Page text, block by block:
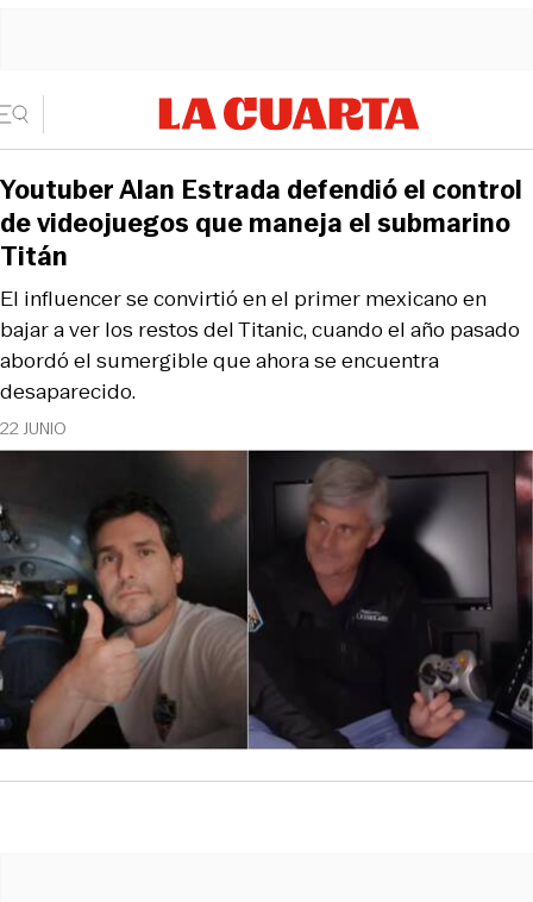
22 JUNIO
El influencer se convirtió en el primer mexicano en
bajar a ver los restos del Titanic, cuando el año pasado
abordó el sumergible que ahora se encuentra
desaparecido.
Youtuber Alan Estrada defendió el control
de videojuegos que maneja el submarino
Titán